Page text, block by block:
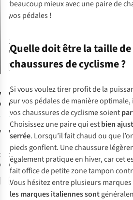
AM Moab Tech
1
€170,00
1
couleur
disponible
Comparer
Vaude
Chaussures De
Vélo Am Moab
Gravity
1
€130,00
3
couleurs
disponibles
Comparer
Vaude
Chaussures De
Vélo Tvl Skoj
2
€180,00
2 couleurs
disponibles
Comparer
-50%
beaucoup mieux avec une paire de
vos pédales !
Quelle doit être la taille de
chaussures de cyclisme ?
Si vous voulez tirer profit de la
sur vos pédales de manière
vos chaussures de cyclisme soient
Choisissez une paire qui estbien
serrée. Lorsqu’il fait chaud ou que
pieds gonflent. Une chaussure
également pratique en hiver, car cet
fait office de petite zone tampon
Vous hésitez entre plusieurs marques
les marques italiennes sont